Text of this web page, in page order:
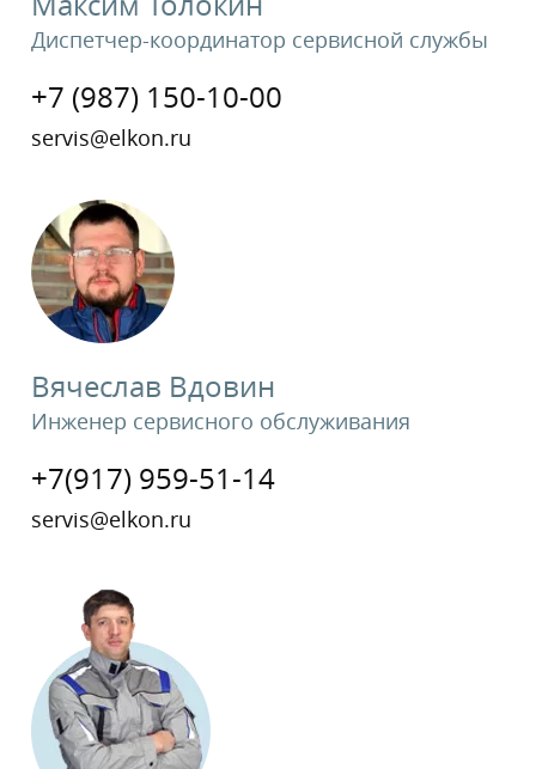
Диспетчер-координатор сервисной службы
+7 (987) 150-10-00
servis@elkon.ru
Вячеслав Вдовин
Инженер сервисного обслуживания
+7(917) 959-51-14
servis@elkon.ru